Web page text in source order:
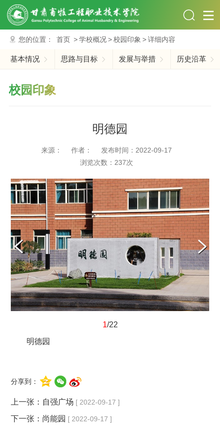
您的位置： 首页 >学校概况>校园印象 >详细内容
基本情况 思路与目标 发展与举措 历史沿革
校园印象
明德园
来源： 作者：
发布时间：2022-09-17
浏览次数： 237次
1/22
明德园
分享到：
上一张： 自强广场 [ 2022-09-17 ]
下一张： 尚能园 [ 2022-09-17 ]